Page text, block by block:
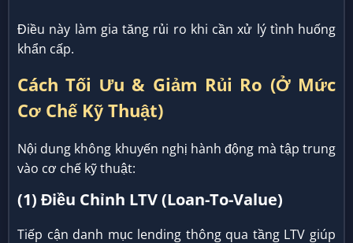
Điều này làm gia tăng rủi ro khi cần xử lý tình huống
khẩn cấp.
Cách Tối Ưu & Giảm Rủi Ro (Ở Mức
Cơ Chế Kỹ Thuật)
Nội dung không khuyến nghị hành động mà tập trung
vào cơ chế kỹ thuật:
(1) Điều Chỉnh LTV (Loan-To-Value)
Tiếp cận danh mục lending thông qua tầng LTV giúp